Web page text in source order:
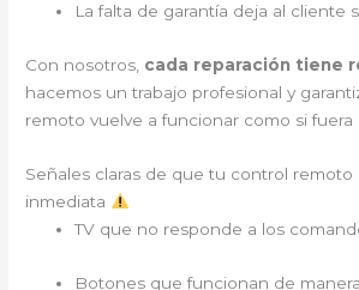
La falta de garantía deja al cliente
Con nosotros, cada reparación tiene
hacemos un trabajo profesional y
remoto vuelve a funcionar como si fuera
Señales claras de que tu control
inmediata
TV que no responde a los
Botones que funcionan de